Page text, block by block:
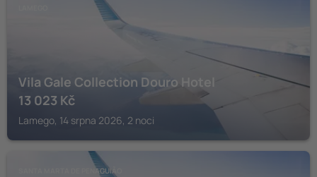
Vila Gale Collection Douro Hotel
13 023 Kč
Lamego, 14 srpna 2026, 2 noci
SANTA MARTA DE PENAGUIÃO